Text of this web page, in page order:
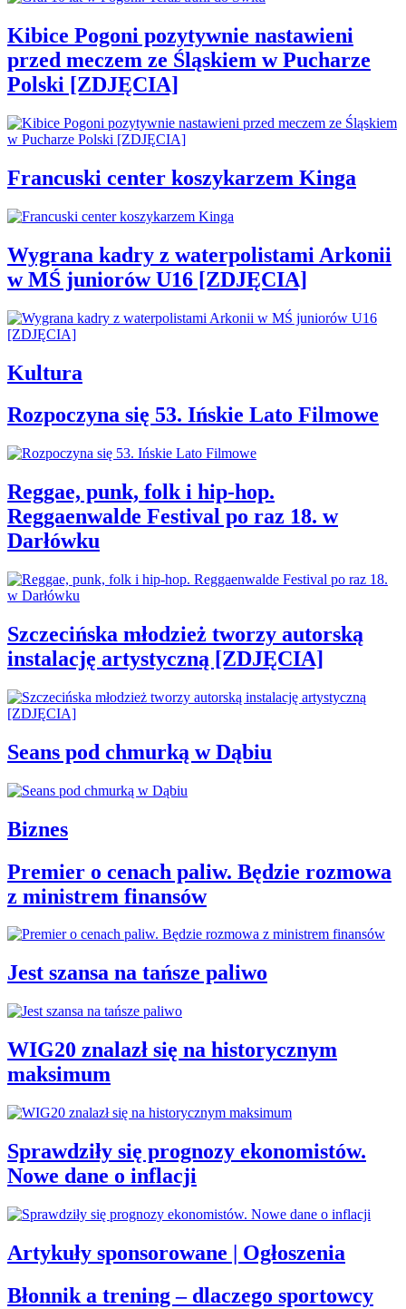
Kibice Pogoni pozytywnie nastawieni
przed meczem ze Śląskiem w Pucharze
Polski [ZDJĘCIA]
Francuski center koszykarzem Kinga
Wygrana kadry z waterpolistami Arkonii
w MŚ juniorów U16 [ZDJĘCIA]
Kultura
Rozpoczyna się 53. Ińskie Lato Filmowe
Reggae, punk, folk i hip-hop.
Reggaenwalde Festival po raz 18. w
Darłówku
Szczecińska młodzież tworzy autorską
instalację artystyczną [ZDJĘCIA]
Seans pod chmurką w Dąbiu
Biznes
Premier o cenach paliw. Będzie rozmowa
z ministrem finansów
Jest szansa na tańsze paliwo
WIG20 znalazł się na historycznym
maksimum
Sprawdziły się prognozy ekonomistów.
Nowe dane o inflacji
Artykuły sponsorowane | Ogłoszenia
Błonnik a trening – dlaczego sportowcy